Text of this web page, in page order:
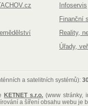
Infoservis
Finanční
Reality,
Úřady,
a satelitních systémů):
KETNET s.r.o. (www stránky,
a šíření obsahu webu je